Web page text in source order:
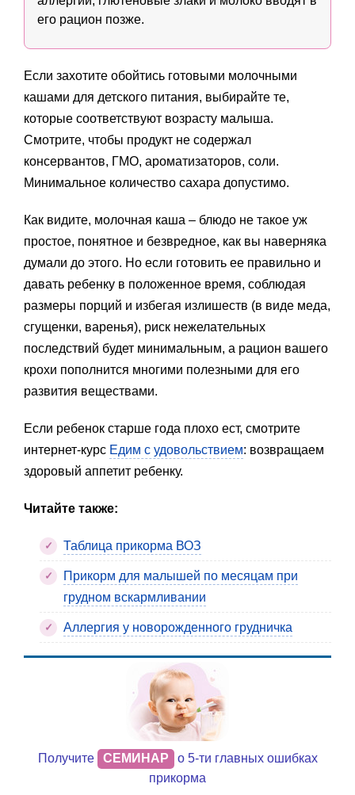
его рацион позже.
Если захотите обойтись готовыми молочными
кашами для детского питания, выбирайте те,
которые соответствуют возрасту малыша.
Смотрите, чтобы продукт не содержал
консервантов, ГМО, ароматизаторов, соли.
Минимальное количество сахара допустимо.
Как видите, молочная каша – блюдо не такое уж
простое, понятное и безвредное, как вы наверняка
думали до этого. Но если готовить ее правильно и
давать ребенку в положенное время, соблюдая
размеры порций и избегая излишеств (в виде меда,
сгущенки, варенья), риск нежелательных
последствий будет минимальным, а рацион вашего
крохи пополнится многими полезными для его
развития веществами.
Если ребенок старше года плохо ест, смотрите
интернет-курс Едим с удовольствием: возвращаем
здоровый аппетит ребенку.
Читайте также:
Таблица прикорма ВОЗ
Прикорм для малышей по месяцам при
грудном вскармливании
Аллергия у новорожденного грудничка
Получите СЕМИНАР
о 5-ти главных ошибках
прикорма